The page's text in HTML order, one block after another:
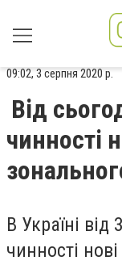
09:02, 3 серпня 2020 р.
Від
чинності
В Україні
чинності